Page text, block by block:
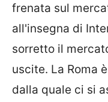
frenata sul
all'insegna di
sorretto il
uscite. La Roma
dalla quale ci si